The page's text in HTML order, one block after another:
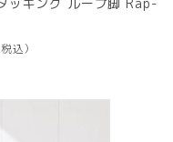
ッキング ループ脚 Rap-
込）